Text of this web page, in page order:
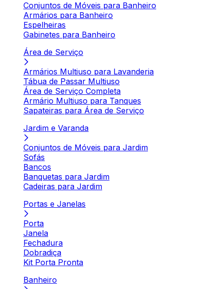
Conjuntos de Móveis para Banheiro
Armários para Banheiro
Espelheiras
Gabinetes para Banheiro
Área de Serviço
Armários Multiuso para Lavanderia
Tábua de Passar Multiuso
Área de Serviço Completa
Armário Multiuso para Tanques
Sapateiras para Área de Serviço
Jardim e Varanda
Conjuntos de Móveis para Jardim
Sofás
Bancos
Banquetas para Jardim
Cadeiras para Jardim
Portas e Janelas
Porta
Janela
Fechadura
Dobradiça
Kit Porta Pronta
Banheiro